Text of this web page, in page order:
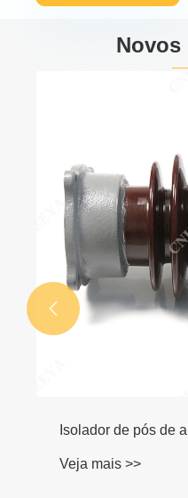
Novos
Isolador de pós de
Veja mais >>
